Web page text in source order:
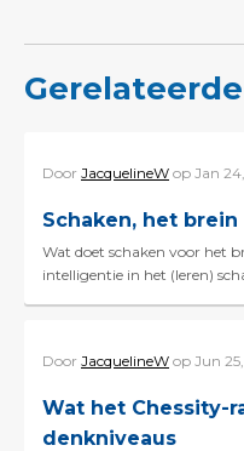
Door JacquelineW op Jan
Schaken, het
Wat doet schaken voor het
intelligentie in het (leren)
Door JacquelineW op Jun
Wat het Chessity-
denkniveaus